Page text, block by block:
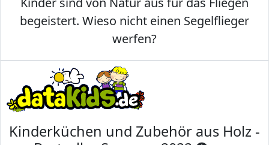
begeistert. Wieso nicht einen Segelflieger
werfen?
Kinderküchen und Zubehör aus Holz -